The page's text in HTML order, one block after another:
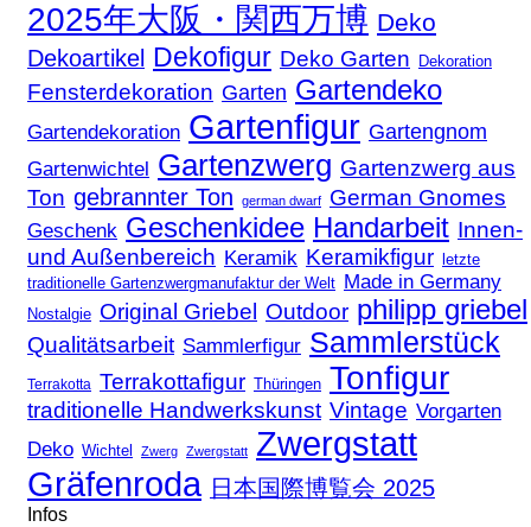
2025年大阪・関西万博 Deko
Dekoartikel Dekofigur Deko Garten Dekoration
Fensterdekoration Garten Gartendeko
Gartendekoration Gartenfigur Gartengnom
Gartenwichtel Gartenzwerg Gartenzwerg aus
Ton gebrannter Ton german dwarf German Gnomes
Geschenk Geschenkidee Handarbeit Innen-
und Außenbereich Keramik Keramikfigur
letzte
traditionelle Gartenzwergmanufaktur der Welt Made in Germany
Nostalgie Original Griebel Outdoor philipp griebel
Qualitätsarbeit Sammlerfigur Sammlerstück
Terrakotta Terrakottafigur Thüringen Tonfigur
traditionelle Handwerkskunst Vintage Vorgarten
Deko Wichtel Zwerg Zwergstatt
Zwergstatt
Gräfenroda 日本国際博覧会 2025
Infos